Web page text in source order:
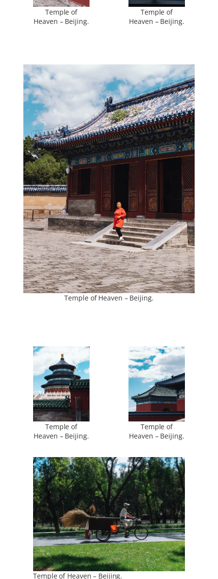
Temple of
Heaven – Beijing.
Temple of
Heaven – Beijing.
Temple of Heaven – Beijing.
Temple of
Heaven – Beijing.
Temple of
Heaven – Beijing.
Temple of Heaven – Beijing.